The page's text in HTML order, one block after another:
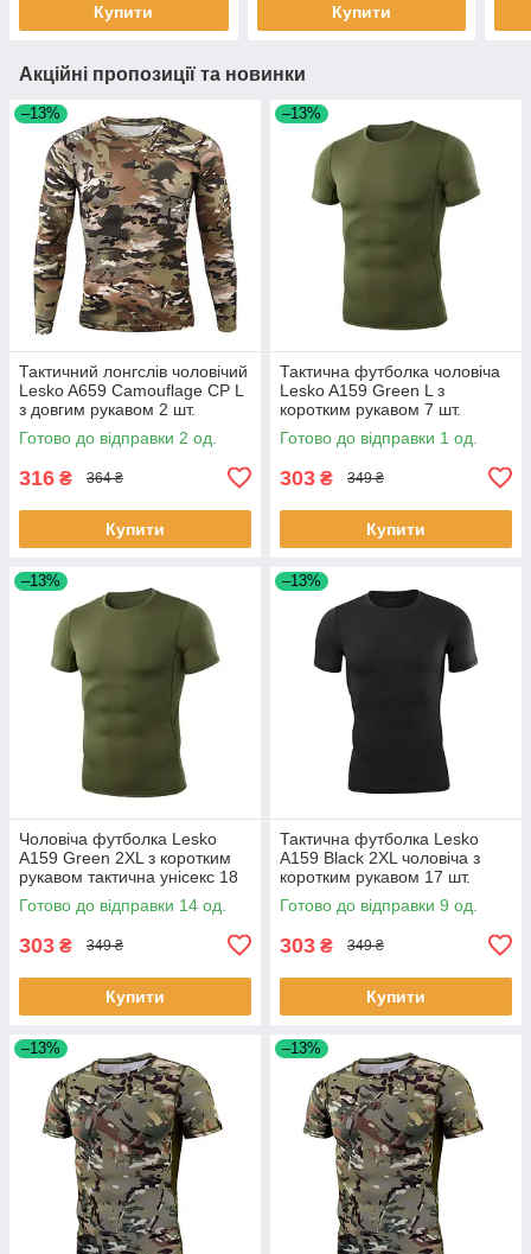
Купити Купити
Акційні пропозиції та новинки
–13%
Тактичний лонгслів чоловічий
Lesko A659 Camouflage CP L
з довгим рукавом 2 шт.
Готово до відправки 2 од.
316 ₴ 364 ₴
Купити
–13%
Тактична футболка чоловіча
Lesko A159 Green L з
коротким рукавом 7 шт.
Готово до відправки 1 од.
303 ₴ 349 ₴
Купити
–13%
Чоловіча футболка Lesko
A159 Green 2XL з коротким
рукавом тактична унісекс 18
шт.
Готово до відправки 14 од.
303 ₴ 349 ₴
Купити
–13%
Тактична футболка Lesko
A159 Black 2XL чоловіча з
коротким рукавом 17 шт.
Готово до відправки 9 од.
303 ₴ 349 ₴
Купити
–13% –13%